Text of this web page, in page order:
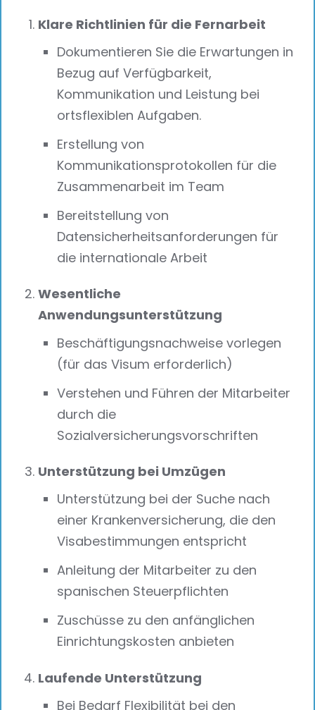
Klare Richtlinien für die Fernarbeit
Dokumentieren Sie die Erwartungen in
Bezug auf Verfügbarkeit,
Kommunikation und Leistung bei
ortsflexiblen Aufgaben.
Erstellung von
Kommunikationsprotokollen für die
Zusammenarbeit im Team
Bereitstellung von
Datensicherheitsanforderungen für
die internationale Arbeit
Wesentliche
Anwendungsunterstützung
Beschäftigungsnachweise vorlegen
(für das Visum erforderlich)
Verstehen und Führen der Mitarbeiter
durch die
Sozialversicherungsvorschriften
Unterstützung bei Umzügen
Unterstützung bei der Suche nach
einer Krankenversicherung, die den
Visabestimmungen entspricht
Anleitung der Mitarbeiter zu den
spanischen Steuerpflichten
Zuschüsse zu den anfänglichen
Einrichtungskosten anbieten
Laufende Unterstützung
Bei Bedarf Flexibilität bei den